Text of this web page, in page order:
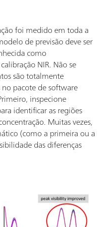
foi medido em toda a
de previsão deve ser
como
NIR. Não se
são totalmente
pacote de software
inspecione
identificar as regiões
Muitas vezes,
(como a primeira ou a
das diferenças